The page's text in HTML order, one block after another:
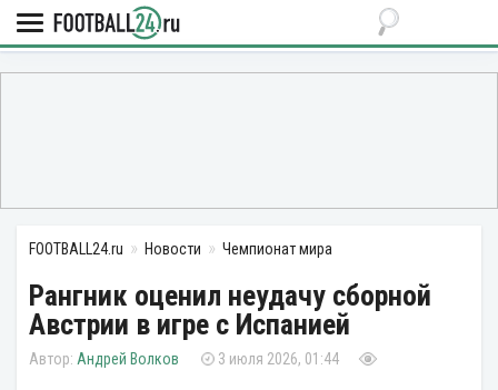
FOOTBALL24.ru Новости Чемпионат мира
Рангник оценил неудачу сборной
Австрии в игре с Испанией
Андрей Волков 3 июля 2026, 01:44